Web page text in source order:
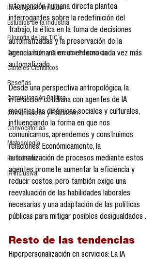
Investigador Invitado
Estudios de la industria
Filosofía de las TIC´s
Comunicación y Bienestar Psicosocia
Carteles Científicos
Reseñas
Comunicación Política
Comunicación y Educación
Convocatorias
Metodología
Periodismo
IA Inclusiva
intervención humana directa plantea
interrogantes sobre la redefinición del
trabajo, la ética en la toma de decisiones
automatizadas y la preservación de la
agencia humana en un entorno cada vez más
automatizado
Desde una perspectiva antropológica, la
interacción cotidiana con agentes de IA
modifica las dinámicas sociales y culturales,
influenciando la forma en que nos
comunicamos, aprendemos y construimos
relaciones. Económicamente, la
automatización de procesos mediante estos
agentes promete aumentar la eficiencia y
reducir costos, pero también exige una
reevaluación de las habilidades laborales
necesarias y una adaptación de las políticas
públicas para mitigar posibles desigualdades .​
Resto de las tendencias
Hiperpersonalización en servicios: La IA